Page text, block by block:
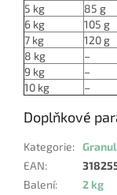
5 kg
85 g
6 kg
105 g
7 kg
120 g
8 kg
–
9 kg
–
10 kg
–
Doplňkové
Kategorie:
EAN:
Balení:
2 kg